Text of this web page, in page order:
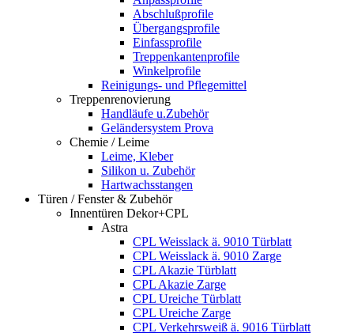
Abschlußprofile
Übergangsprofile
Einfassprofile
Treppenkantenprofile
Winkelprofile
Reinigungs- und Pflegemittel
Treppenrenovierung
Handläufe u.Zubehör
Geländersystem Prova
Chemie / Leime
Leime, Kleber
Silikon u. Zubehör
Hartwachsstangen
Türen / Fenster & Zubehör
Innentüren Dekor+CPL
Astra
CPL Weisslack ä. 9010 Türblatt
CPL Weisslack ä. 9010 Zarge
CPL Akazie Türblatt
CPL Akazie Zarge
CPL Ureiche Türblatt
CPL Ureiche Zarge
CPL Verkehrsweiß ä. 9016 Türblatt